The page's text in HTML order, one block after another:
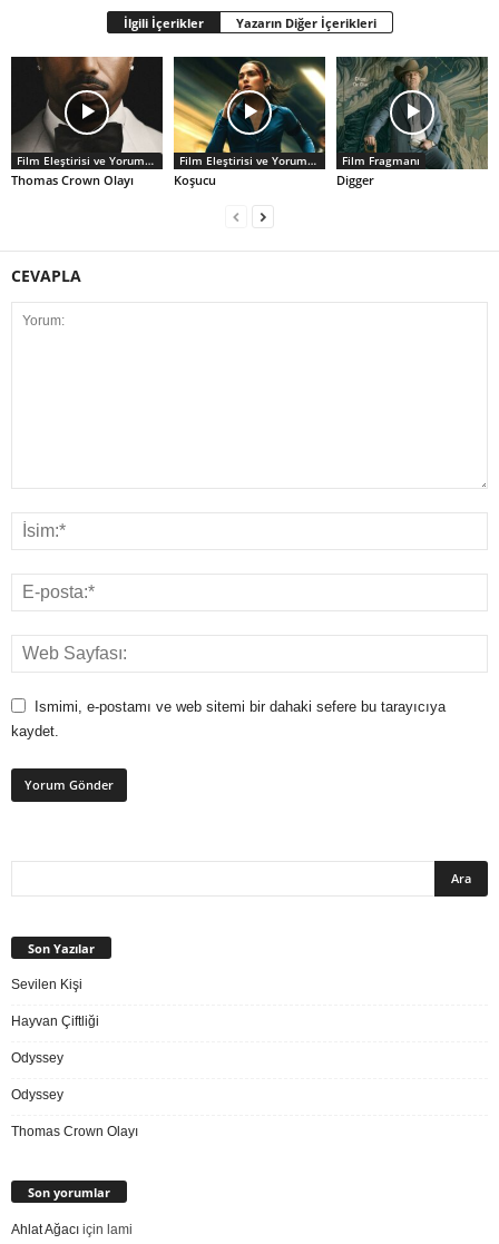
İlgili İçerikler Yazarın Diğer İçerikleri
Film Eleştirisi ve Yorumlar
Thomas Crown Olayı
Film Eleştirisi ve Yorumlar
Koşucu
Film Fragmanı
Digger
CEVAPLA
Ismimi, e-postamı ve web sitemi bir dahaki sefere bu tarayıcıya
kaydet.
Son Yazılar
Sevilen Kişi
Hayvan Çiftliği
Odyssey
Odyssey
Thomas Crown Olayı
Son yorumlar
Ahlat Ağacı için lami